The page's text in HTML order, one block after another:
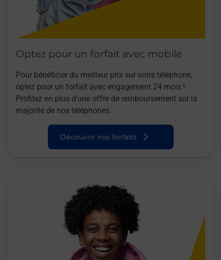
Optez pour un forfait avec mobile
Pour bénéficier du meilleur prix sur votre téléphone,
optez pour un forfait avec engagement 24 mois !
Profitez en plus d’une offre de remboursement sur la
majorité de nos téléphones.
Découvrir nos forfaits